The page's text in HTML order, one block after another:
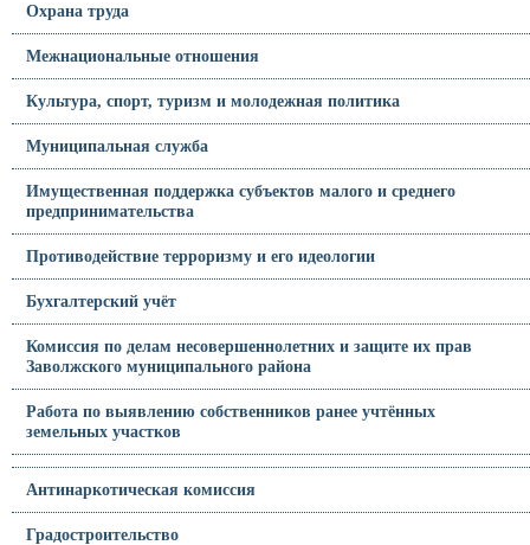
Охрана труда
Межнациональные отношения
Культура, спорт, туризм и молодежная политика
Муниципальная служба
Имущественная поддержка субъектов малого и среднего
предпринимательства
Противодействие терроризму и его идеологии
Бухгалтерский учёт
Комиссия по делам несовершеннолетних и защите их прав
Заволжского муниципального района
Работа по выявлению собственников ранее учтённых
земельных участков
Антинаркотическая комиссия
Градостроительство